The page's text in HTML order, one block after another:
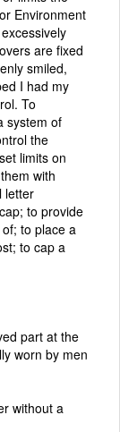
Environment
are fixed
smiled,
I had my
To
system of
the
limits on
with
letter
to provide
to place a
to cap a
part at the
worn by men
without a